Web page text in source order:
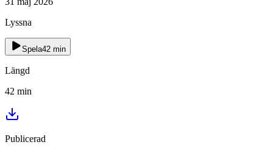
Lyssna
Spela42 min
Längd
42 min
Publicerad